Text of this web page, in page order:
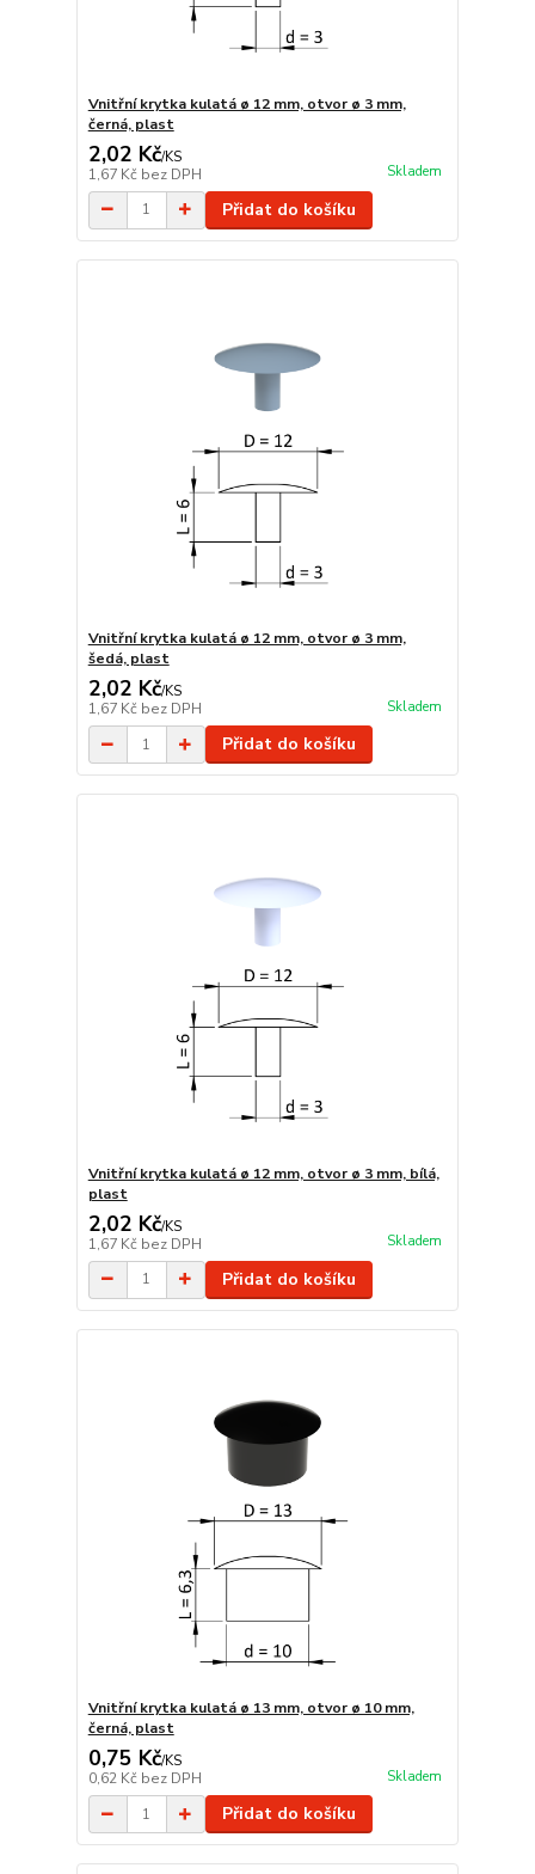
Vnitřní krytka kulatá ø 12 mm, otvor ø 3 mm,
černá, plast
2,02 Kč/KS
1,67 Kč bez DPH Skladem
Přidat do košíku
Vnitřní krytka kulatá ø 12 mm, otvor ø 3 mm,
šedá, plast
2,02 Kč/KS
1,67 Kč bez DPH Skladem
Přidat do košíku
Vnitřní krytka kulatá ø 12 mm, otvor ø 3 mm, bílá,
plast
2,02 Kč/KS
1,67 Kč bez DPH Skladem
Přidat do košíku
Vnitřní krytka kulatá ø 13 mm, otvor ø 10 mm,
černá, plast
0,75 Kč/KS
0,62 Kč bez DPH Skladem
Přidat do košíku